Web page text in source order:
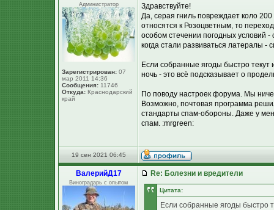
Администратор
Зарегистрирован: 07
мар 2011 14:36
Сообщения: 11746
Откуда: Краснодарский
край
Здравствуйте!
Да, серая гниль повреждает коло
относятся к Розоцветным, то
особом стечении погодных условий
когда стали развиваться латералы -
Если собранные ягоды быстро
ночь - это всё подсказывает о
По поводу настроек форума. Мы
Возможно, почтовая программа
стандарты спам-обороны. Даже у
спам. :mrgreen:
19 сен 2021 06:45
ВалерийД17
Виноградарь с опытом
Re: Болезни и вредители
Цитата:
Если собранные ягоды быстро